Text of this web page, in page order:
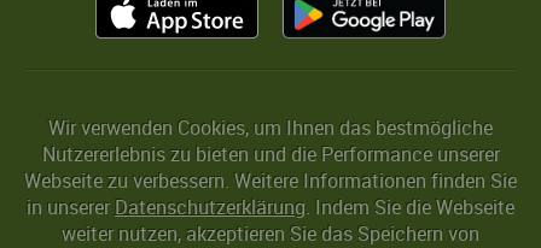
Wir verwenden Cookies, um Ihnen das bestmögliche
Nutzererlebnis zu bieten und die Performance unserer
Webseite zu verbessern. Weitere Informationen finden Sie
in unserer Datenschutzerklärung. Indem Sie die Webseite
weiter nutzen, akzeptieren Sie das Speichern von